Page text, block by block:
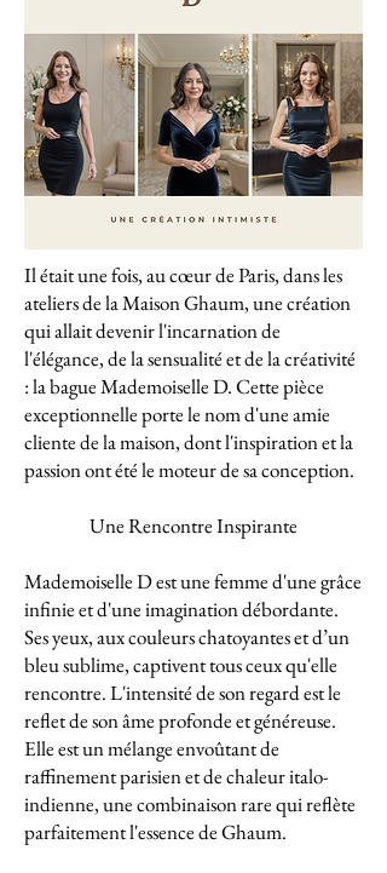
Il était une fois, au cœur de Paris, dans les
ateliers de la Maison Ghaum, une création
qui allait devenir l'incarnation de
l'élégance, de la sensualité et de la créativité
: la bague Mademoiselle D. Cette pièce
exceptionnelle porte le nom d'une amie
cliente de la maison, dont l'inspiration et la
passion ont été le moteur de sa conception.
Une Rencontre Inspirante
Mademoiselle D est une femme d'une grâce
infinie et d'une imagination débordante.
Ses yeux, aux couleurs chatoyantes et d’un
bleu sublime, captivent tous ceux qu'elle
rencontre. L'intensité de son regard est le
reflet de son âme profonde et généreuse.
Elle est un mélange envoûtant de
raffinement parisien et de chaleur italo-
indienne, une combinaison rare qui reflète
parfaitement l'essence de Ghaum.